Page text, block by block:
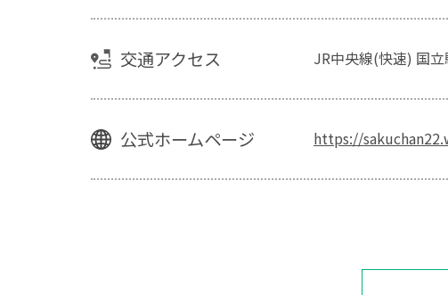
交通アクセス JR中央線(快速) 国
公式ホームページ https://